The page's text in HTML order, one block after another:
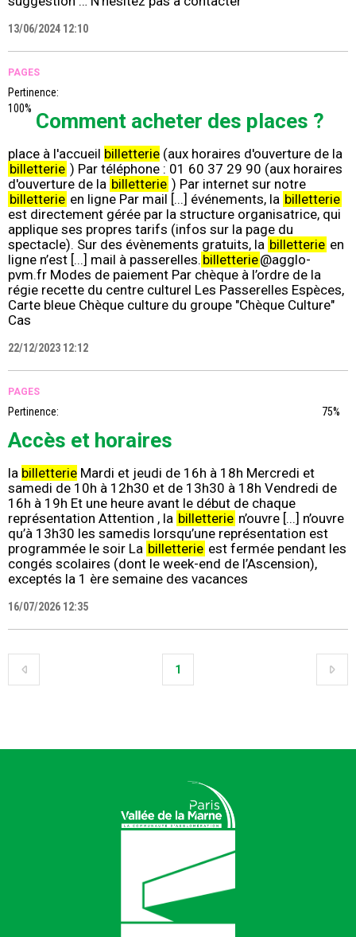
13/06/2024 12:10
PAGES
Pertinence:
100%
Comment acheter des places ?
place à l'accueil billetterie (aux horaires d'ouverture de la
billetterie ) Par téléphone : 01 60 37 29 90 (aux horaires
d'ouverture de la billetterie ) Par internet sur notre
billetterie en ligne Par mail [...] événements, la billetterie
est directement gérée par la structure organisatrice, qui
applique ses propres tarifs (infos sur la page du
spectacle). Sur des évènements gratuits, la billetterie en
ligne n’est [...] mail à passerelles. billetterie@agglo-
pvm.fr Modes de paiement Par chèque à l’ordre de la
régie recette du centre culturel Les Passerelles Espèces,
Carte bleue Chèque culture du groupe "Chèque Culture"
Cas
22/12/2023 12:12
PAGES
Pertinence: 75%
Accès et horaires
la billetterie Mardi et jeudi de 16h à 18h Mercredi et
samedi de 10h à 12h30 et de 13h30 à 18h Vendredi de
16h à 19h Et une heure avant le début de chaque
représentation Attention , la billetterie n’ouvre [...] n’ouvre
qu’à 13h30 les samedis lorsqu’une représentation est
programmée le soir La billetterie est fermée pendant les
congés scolaires (dont le week-end de l’Ascension),
exceptés la 1 ère semaine des vacances
16/07/2026 12:35
1